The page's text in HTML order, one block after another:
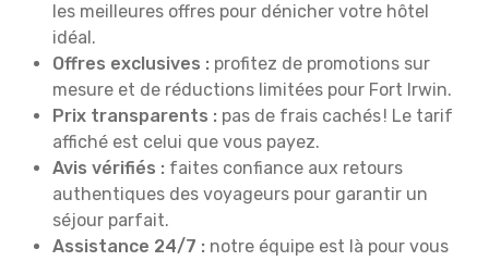
les meilleures offres pour dénicher votre hôtel
idéal.
Offres exclusives : profitez de promotions sur
mesure et de réductions limitées pour Fort Irwin.
Prix transparents : pas de frais cachés ! Le tarif
affiché est celui que vous payez.
Avis vérifiés : faites confiance aux retours
authentiques des voyageurs pour garantir un
séjour parfait.
Assistance 24/7 : notre équipe est là pour vous